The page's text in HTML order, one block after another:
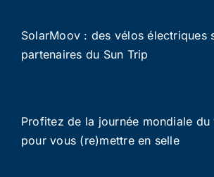
SolarMoov : des vélos électriques
partenaires du Sun Trip
Profitez de la journée mondiale
pour vous (re)mettre en selle